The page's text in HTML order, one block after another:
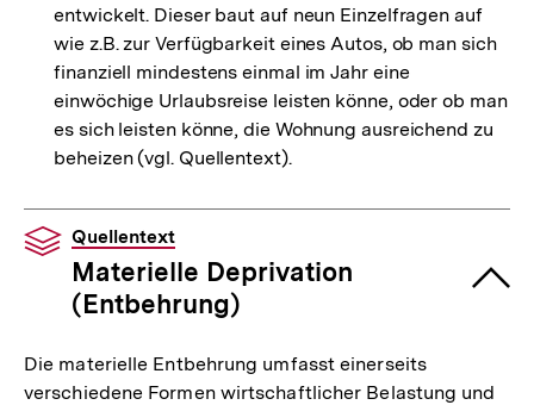
entwickelt. Dieser baut auf neun Einzelfragen auf
wie z.B. zur Verfügbarkeit eines Autos, ob man sich
finanziell mindestens einmal im Jahr eine
einwöchige Urlaubsreise leisten könne, oder ob man
es sich leisten könne, die Wohnung ausreichend zu
beheizen (vgl. Quellentext).
Quellentext
Materielle Deprivation
(Entbehrung)
Die materielle Entbehrung umfasst einerseits
verschiedene Formen wirtschaftlicher Belastung und